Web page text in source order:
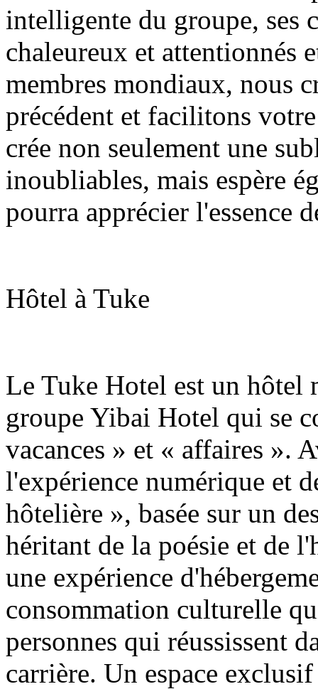
intelligente du groupe, ses
chaleureux et attentionnés
membres mondiaux, nous
précédent et facilitons
crée non seulement une
inoubliables, mais espère
pourra apprécier l'essence
Hôtel à Tuke
Le Tuke Hotel est un hôtel
groupe Yibai Hotel qui se
vacances » et « affaires ».
l'expérience numérique et
hôtelière », basée sur un
héritant de la poésie et de
une expérience
consommation culturelle
personnes qui réussissent
carrière. Un espace